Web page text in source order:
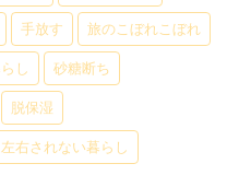
手放す 旅のこぼれこぼれ
し 砂糖断ち
脱保湿
右されない暮らし